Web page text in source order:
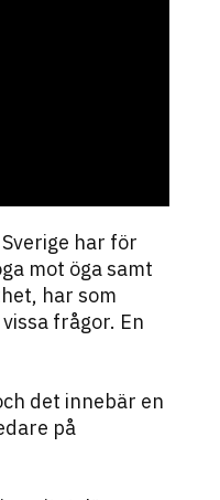
har för
mot öga samt
har som
frågor. En
det innebär en
på